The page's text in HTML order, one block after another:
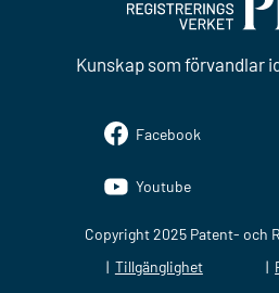
Kunskap som förvandlar
Facebook
Youtube
Copyright 2025 Patent- och
Tillgänglighet